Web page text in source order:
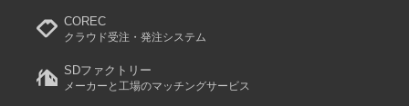
COREC
クラウド受注・発注システム
SDファクトリー
メーカーと工場のマッチングサービス